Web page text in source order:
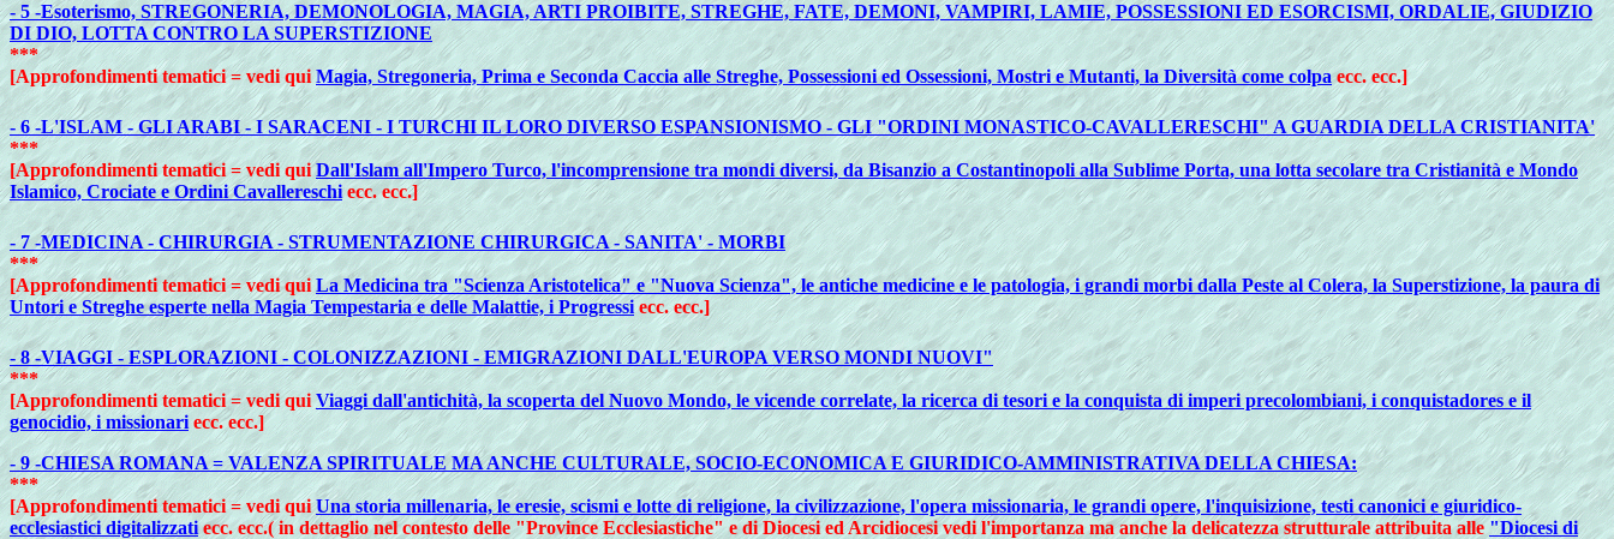
- 5 -Esoterismo, STREGONERIA, DEMONOLOGIA, MAGIA, ARTI PROIBITE, STREGHE, FATE, DEMONI, VAMPIRI, LAMIE, POSSESSIONI ED ESORCISMI, ORDALIE, GIUDIZIO
DI DIO, LOTTA CONTRO LA SUPERSTIZIONE
***
[Approfondimenti tematici = vedi quiMagia, Stregoneria, Prima e Seconda Caccia alle Streghe, Possessioni ed Ossessioni, Mostri e Mutanti, la Diversità come colpaecc. ecc.]
- 6 -L'ISLAM - GLI ARABI - I SARACENI - I TURCHI IL LORO DIVERSO ESPANSIONISMO - GLI "ORDINI MONASTICO-CAVALLERESCHI" A GUARDIA DELLA CRISTIANITA'
***
[Approfondimenti tematici = vedi quiDall'Islam all'Impero Turco, l'incomprensione tra mondi diversi, da Bisanzio a Costantinopoli alla Sublime Porta, una lotta secolare tra Cristianità e Mondo
Islamico, Crociate e Ordini Cavallereschi ecc. ecc.]
- 7 -MEDICINA - CHIRURGIA - STRUMENTAZIONE CHIRURGICA - SANITA' - MORBI
***
[Approfondimenti tematici = vedi quiLa Medicina tra "Scienza Aristotelica" e "Nuova Scienza", le antiche medicine e le patologia, i grandi morbi dalla Peste al Colera, la Superstizione, la paura di
Untori e Streghe esperte nella Magia Tempestaria e delle Malattie, i Progressiecc. ecc.]
- 8 -VIAGGI - ESPLORAZIONI - COLONIZZAZIONI - EMIGRAZIONI DALL'EUROPA VERSO MONDI NUOVI"
***
[Approfondimenti tematici = vedi qui Viaggi dall'antichità, la scoperta del Nuovo Mondo, le vicende correlate, la ricerca di tesori e la conquista di imperi precolombiani, i conquistadores e il
genocidio, i missionari ecc. ecc.]
- 9 -CHIESA ROMANA = VALENZA SPIRITUALE MA ANCHE CULTURALE, SOCIO-ECONOMICA E GIURIDICO-AMMINISTRATIVA DELLA CHIESA:
***
[Approfondimenti tematici = vedi quiUna storia millenaria, le eresie, scismi e lotte di religione, la civilizzazione, l'opera missionaria, le grandi opere, l'inquisizione, testi canonici e giuridico-
ecclesiastici digitalizzatiecc. ecc.( in dettaglio nel contesto delle "Province Ecclesiastiche" e di Diocesi ed Arcidiocesi vedi l'importanza ma anche la delicatezza strutturale attribuita alle "Diocesi di